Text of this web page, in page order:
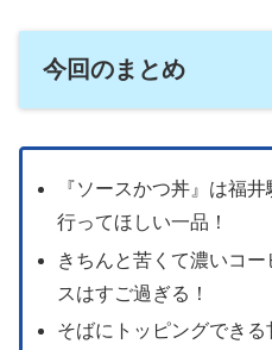
今回のまとめ
『ソースかつ丼』は福
行ってほしい一品！
きちんと苦くて濃いコ
スはすご過ぎる！
そばにトッピングできる